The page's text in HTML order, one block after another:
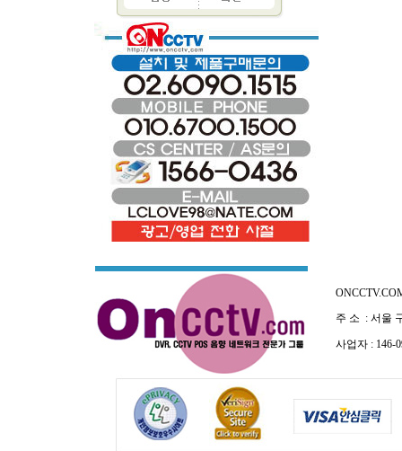
주 소 : 서울
사업자 : 146-